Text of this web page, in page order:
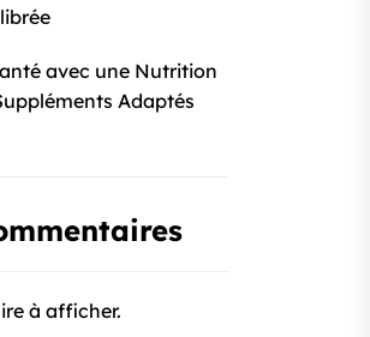
avec une Nutrition
Adaptés
à afficher.